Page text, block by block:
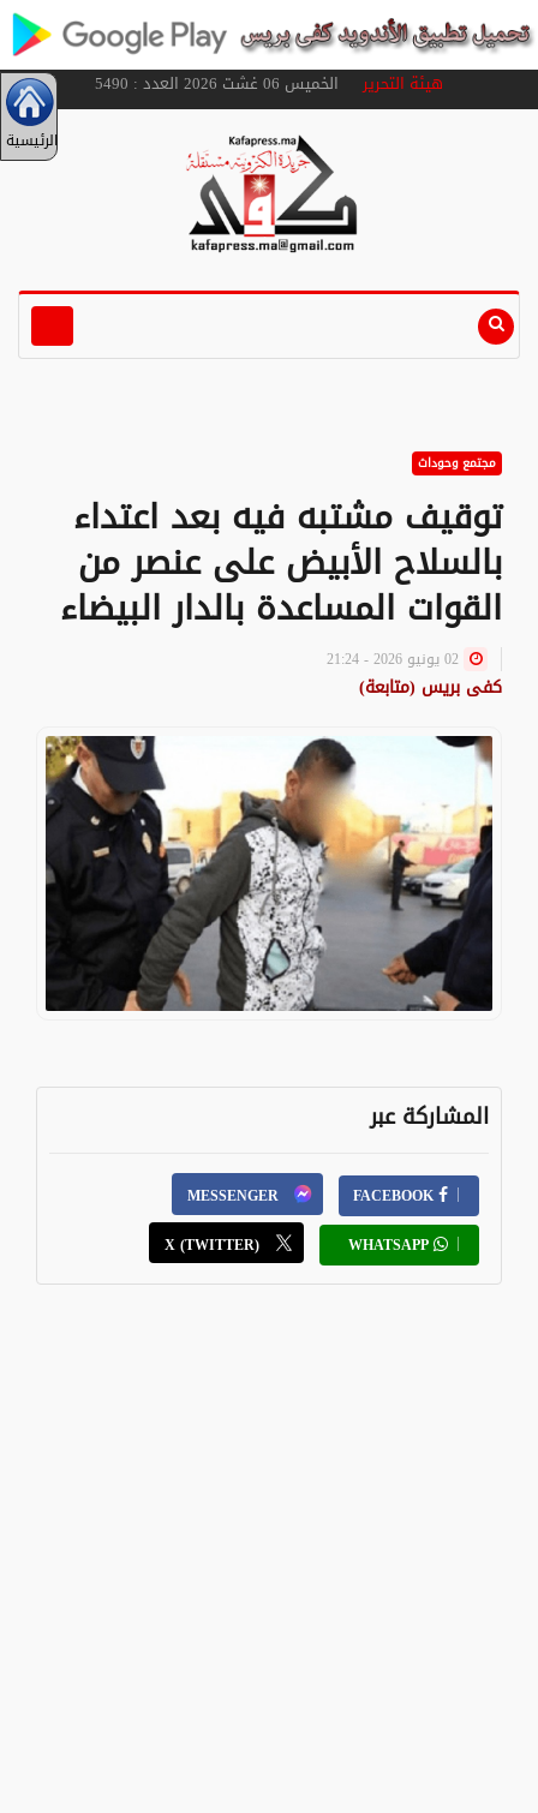
هيئة التحريرالخميس 06 غشت 2026 العدد : 5490
الرئيسية
مجتمع وحوداث
توقيف مشتبه فيه بعد اعتداء
بالسلاح الأبيض على عنصر من
القوات المساعدة بالدار البيضاء
كفى بريس (متابعة)
المشاركة عبر
FACEBOOK
MESSENGER
WHATSAPP
X (TWITTER)